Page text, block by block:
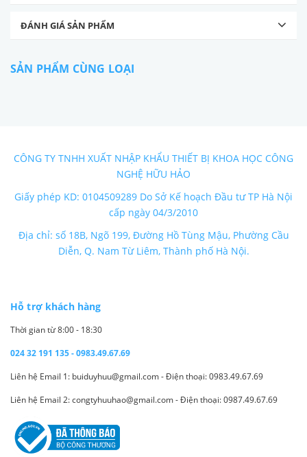
ĐÁNH GIÁ SẢN PHẨM
SẢN PHẨM CÙNG LOẠI
CÔNG TY TNHH XUẤT NHẬP KHẨU THIẾT BỊ KHOA HỌC CÔNG
NGHỆ HỮU HẢO
Giấy phép KD: 0104509289 Do Sở Kế hoạch Đầu tư TP Hà Nội
cấp ngày 04/3/2010
Địa chỉ: số 18B, Ngõ 199, Đường Hồ Tùng Mậu, Phường Cầu
Diễn, Q. Nam Từ Liêm, Thành phố Hà Nội.
Hỗ trợ khách hàng
Thời gian từ 8:00 - 18:30
024 32 191 135 - 0983.49.67.69
Liên hệ Email 1: buiduyhuu@gmail.com - Điện thoại: 0983.49.67.69
Liên hệ Email 2: congtyhuuhao@gmail.com - Điện thoại: 0987.49.67.69